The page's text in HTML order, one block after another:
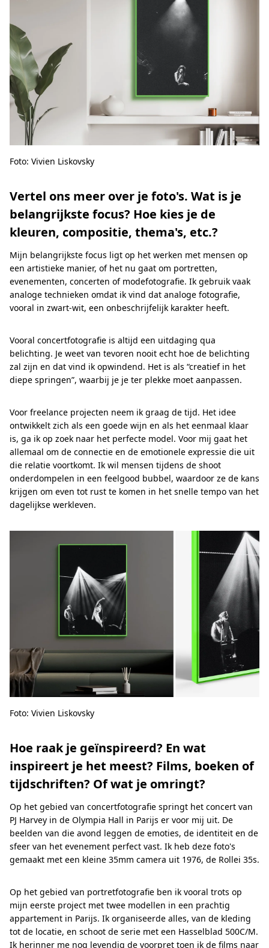
Foto: Vivien Liskovsky
Vertel ons meer over je foto's. Wat is je
belangrijkste focus? Hoe kies je de
kleuren, compositie, thema's, etc.?
Mijn belangrijkste focus ligt op het werken met mensen op
een artistieke manier, of het nu gaat om portretten,
evenementen, concerten of modefotografie. Ik gebruik vaak
analoge technieken omdat ik vind dat analoge fotografie,
vooral in zwart-wit, een onbeschrijfelijk karakter heeft.
Vooral concertfotografie is altijd een uitdaging qua
belichting. Je weet van tevoren nooit echt hoe de belichting
zal zijn en dat vind ik opwindend. Het is als “creatief in het
diepe springen”, waarbij je je ter plekke moet aanpassen.
Voor freelance projecten neem ik graag de tijd. Het idee
ontwikkelt zich als een goede wijn en als het eenmaal klaar
is, ga ik op zoek naar het perfecte model. Voor mij gaat het
allemaal om de connectie en de emotionele expressie die uit
die relatie voortkomt. Ik wil mensen tijdens de shoot
onderdompelen in een feelgood bubbel, waardoor ze de kans
krijgen om even tot rust te komen in het snelle tempo van het
dagelijkse werkleven.
Foto: Vivien Liskovsky
Hoe raak je geïnspireerd? En wat
inspireert je het meest? Films, boeken of
tijdschriften? Of wat je omringt?
Op het gebied van concertfotografie springt het concert van
PJ Harvey in de Olympia Hall in Parijs er voor mij uit. De
beelden van die avond leggen de emoties, de identiteit en de
sfeer van het evenement perfect vast. Ik heb deze foto's
gemaakt met een kleine 35mm camera uit 1976, de Rollei 35s.
Op het gebied van portretfotografie ben ik vooral trots op
mijn eerste project met twee modellen in een prachtig
appartement in Parijs. Ik organiseerde alles, van de kleding
tot de locatie, en schoot de serie met een Hasselblad 500C/M.
Ik herinner me nog levendig de voorpret toen ik de films naar